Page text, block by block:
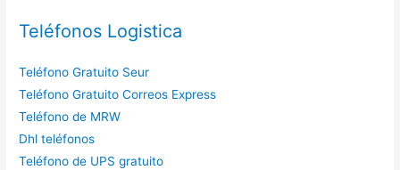
Teléfonos Logistica
Teléfono Gratuito Seur
Teléfono Gratuito Correos Express
Teléfono de MRW
Dhl teléfonos
Teléfono de UPS gratuito